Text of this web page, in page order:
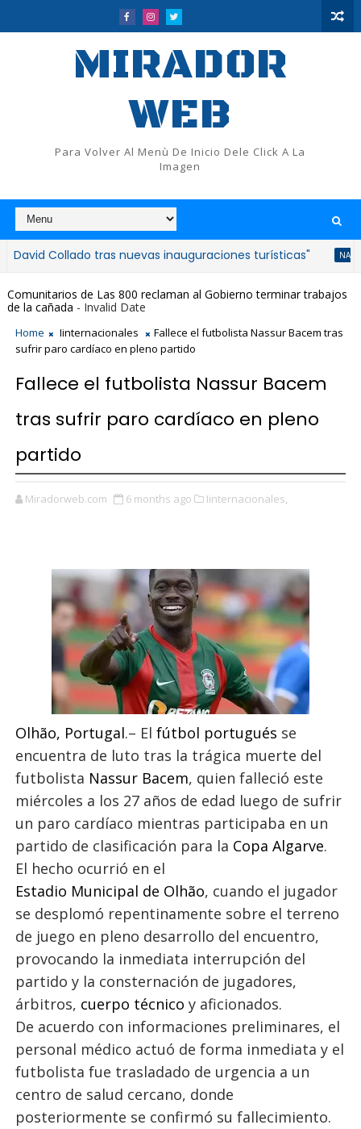
MIRADOR
WEB
Para Volver Al Menù De Inicio Dele Click A La
Imagen
tras nuevas inauguraciones turísticas" NACIONALES
Comunitarios de Las 800 reclaman al Gobierno terminar trabajos
de la cañada - Invalid Date
Home Iinternacionales
Fallece el futbolista Nassur Bacem tras
sufrir paro cardíaco en pleno partido
Fallece el futbolista Nassur Bacem
tras sufrir paro cardíaco en pleno
partido
Miradorweb.com 6 months ago Iinternacionales,
Olhão, Portugal.– El fútbol portugués se
encuentra de luto tras la trágica muerte del
futbolista Nassur Bacem, quien falleció este
miércoles a los 27 años de edad luego de sufrir
un paro cardíaco mientras participaba en un
partido de clasificación para la Copa Algarve.
El hecho ocurrió en el
Estadio Municipal de Olhão, cuando el jugador
se desplomó repentinamente sobre el terreno
de juego en pleno desarrollo del encuentro,
provocando la inmediata interrupción del
partido y la consternación de jugadores,
árbitros, cuerpo técnico y aficionados.
De acuerdo con informaciones preliminares, el
personal médico actuó de forma inmediata y el
futbolista fue trasladado de urgencia a un
centro de salud cercano, donde
posteriormente se confirmó su fallecimiento.